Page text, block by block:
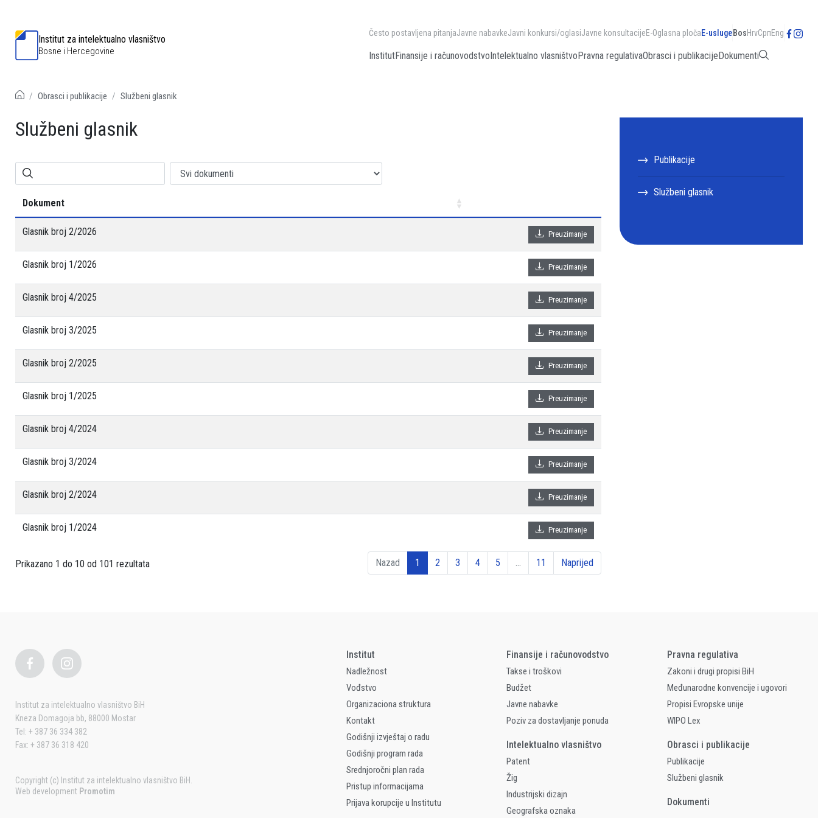
Institut za intelektualno vlasništvo
Bosne i Hercegovine
Često postavljena pitanjaJavne nabavkeJavni konkursi/oglasiJavne konsultacijeE-Oglasna pločaE-uslugeBosHrvСрпEng
InstitutFinansije i računovodstvoIntelektualno vlasništvoPravna regulativaObrasci i publikacijeDokumenti
Obrasci i publikacije Službeni glasnik
Službeni glasnik
Dokument
Glasnik broj 2/2026 Preuzimanje
Glasnik broj 1/2026 Preuzimanje
Glasnik broj 4/2025 Preuzimanje
Glasnik broj 3/2025 Preuzimanje
Glasnik broj 2/2025 Preuzimanje
Glasnik broj 1/2025 Preuzimanje
Glasnik broj 4/2024 Preuzimanje
Glasnik broj 3/2024 Preuzimanje
Glasnik broj 2/2024 Preuzimanje
Glasnik broj 1/2024 Preuzimanje
Prikazano 1 do 10 od 101 rezultata Nazad 1 2 3 4 5 11 Naprijed
Publikacije
Službeni glasnik
Institut za intelektualno vlasništvo BiH
Kneza Domagoja bb, 88000 Mostar
Tel: + 387 36 334 382
Fax: + 387 36 318 420
Copyright (c) Institut za intelektualno vlasništvo BiH.
Web development Promotim
Institut
Nadležnost
Vođstvo
Organizaciona struktura
Kontakt
Godišnji izvještaj o radu
Godišnji program rada
Srednjoročni plan rada
Pristup informacijama
Prijava korupcije u Institutu
Finansije i računovodstvo
Takse i troškovi
Budžet
Javne nabavke
Poziv za dostavljanje ponuda
Intelektualno vlasništvo
Patent
Žig
Industrijski dizajn
Geografska oznaka
Pravna regulativa
Zakoni i drugi propisi BiH
Međunarodne konvencije i ugovori
Propisi Evropske unije
WIPO Lex
Obrasci i publikacije
Publikacije
Službeni glasnik
Dokumenti